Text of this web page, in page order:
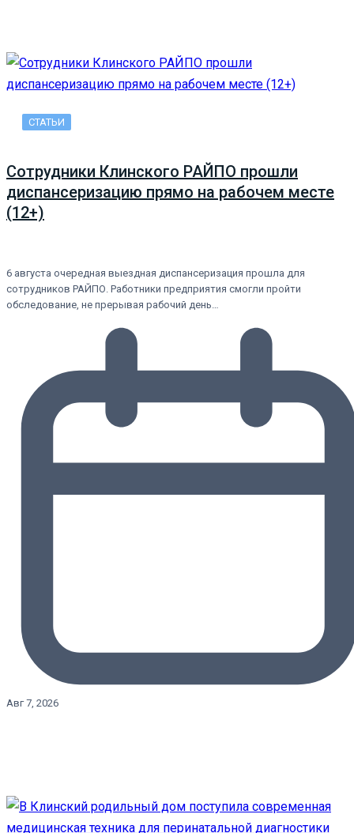
СТАТЬИ
Сотрудники Клинского РАЙПО прошли
диспансеризацию прямо на рабочем месте
(12+)
6 августа очередная выездная диспансеризация прошла для
сотрудников РАЙПО. Работники предприятия смогли пройти
обследование, не прерывая рабочий день…
Авг 7, 2026